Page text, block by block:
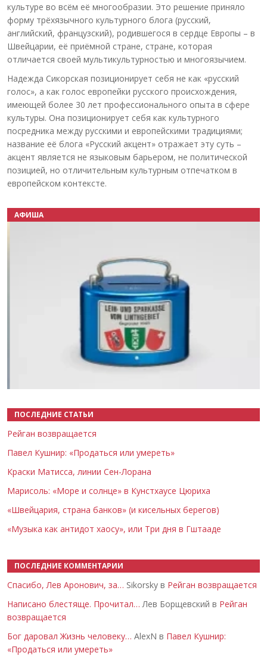
культуре во всём её многообразии. Это решение приняло
форму трёхязычного культурного блога (русский,
английский, французский), родившегося в сердце Европы – в
Швейцарии, её приёмной стране, стране, которая
отличается своей мультикультурностью и многоязычием.
Надежда Сикорская позиционирует себя не как «русский
голос», а как голос европейки русского происхождения,
имеющей более 30 лет профессионального опыта в сфере
культуры. Она позиционирует себя как культурного
посредника между русскими и европейскими традициями;
название её блога «Русский акцент» отражает эту суть –
акцент является не языковым барьером, не политической
позицией, но отличительным культурным отпечатком в
европейском контексте.
АФИША
ПОСЛЕДНИЕ СТАТЬИ
Рейган возвращается
Павел Кушнир: «Продаться или умереть»
Краски Матисса, линии Сен-Лорана
Марисоль: «Море и солнце» в Кунстхаусе Цюриха
«Швейцария, страна банков» (и кисельных берегов)
«Музыка как антидот хаосу», или Три дня в Гштааде
ПОСЛЕДНИЕ КОММЕНТАРИИ
Спасибо, Лев Аронович, за… Sikorsky в Рейган возвращается
Написано блестяще. Прочитал… Лев Борщевский в Рейган
возвращается
Бог даровал Жизнь человеку… AlexN в Павел Кушнир:
«Продаться или умереть»